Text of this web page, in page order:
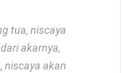
tua, niscaya
akarnya,
niscaya akan